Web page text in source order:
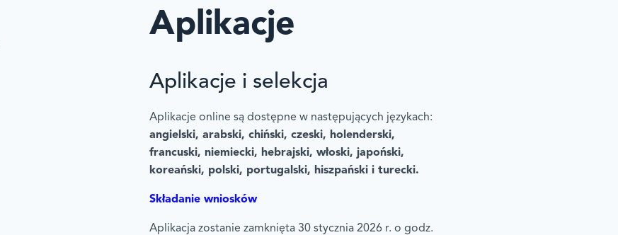
Aplikacje
Aplikacje i selekcja
Aplikacje online są dostępne w następujących językach:
angielski, arabski, chiński, czeski, holenderski,
francuski, niemiecki, hebrajski, włoski, japoński,
koreański, polski, portugalski, hiszpański i turecki.
Składanie wniosków
Aplikacja zostanie zamknięta 30 stycznia 2026 r. o godz.